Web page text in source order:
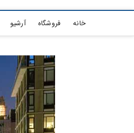
خانه فروشگاه آرشیو